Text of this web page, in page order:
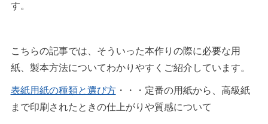
す。
こちらの記事では、そういった本作りの際に必要な用
紙、製本方法についてわかりやすくご紹介しています。
表紙用紙の種類と選び方・・・定番の用紙から、高級紙
まで印刷されたときの仕上がりや質感について